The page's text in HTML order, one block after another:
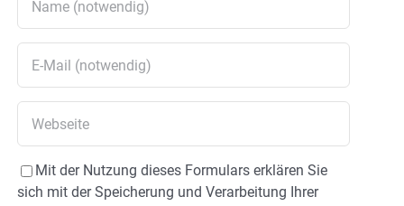
Mit der Nutzung dieses Formulars erklären Sie
sich mit der Speicherung und Verarbeitung Ihrer